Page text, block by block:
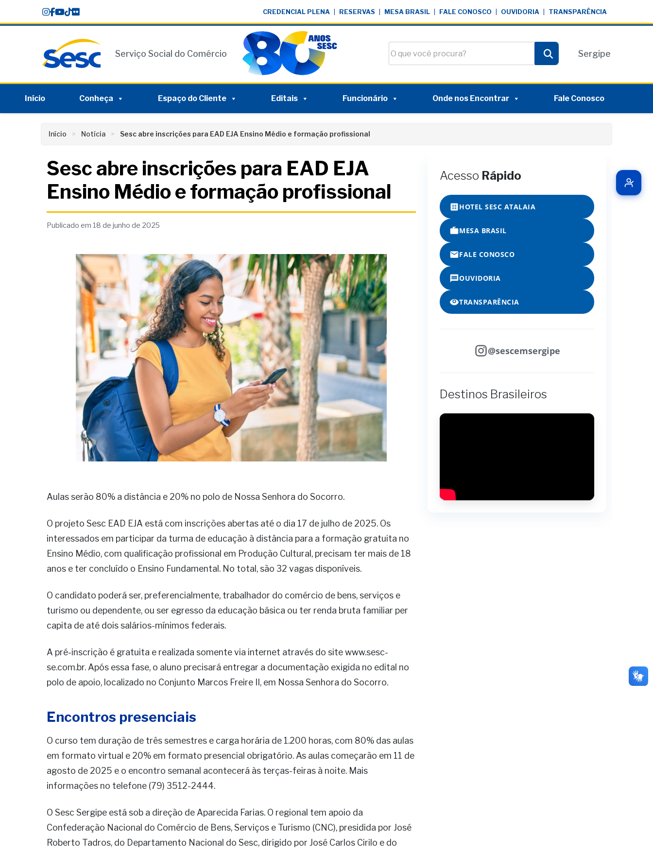
content
CREDENCIAL PLENA RESERVAS MESA BRASIL FALE CONOSCO OUVIDORIA TRANSPARÊNCIA
Serviço Social do Comércio
Pesquisar
Sergipe
Início Conheça Espaço do Cliente Editais Funcionário Onde nos Encontrar Fale Conosco
Início Notícia Sesc abre inscrições para EAD EJA Ensino Médio e formação profissional
Sesc abre inscrições para EAD EJA
Ensino Médio e formação profissional
Publicado em 18 de junho de 2025
Aulas serão 80% a distância e 20% no polo de Nossa Senhora do Socorro.
O projeto Sesc EAD EJA está com inscrições abertas até o dia 17 de julho de 2025. Os
interessados em participar da turma de educação à distância para a formação gratuita no
Ensino Médio, com qualificação profissional em Produção Cultural, precisam ter mais de 18
anos e ter concluído o Ensino Fundamental. No total, são 32 vagas disponíveis.
O candidato poderá ser, preferencialmente, trabalhador do comércio de bens, serviços e
turismo ou dependente, ou ser egresso da educação básica ou ter renda bruta familiar per
capita de até dois salários-mínimos federais.
A pré-inscrição é gratuita e realizada somente via internet através do site www.sesc-
se.com.br. Após essa fase, o aluno precisará entregar a documentação exigida no edital no
polo de apoio, localizado no Conjunto Marcos Freire II, em Nossa Senhora do Socorro.
Encontros presenciais
O curso tem duração de três semestres e carga horária de 1.200 horas, com 80% das aulas
em formato virtual e 20% em formato presencial obrigatório. As aulas começarão em 11 de
agosto de 2025 e o encontro semanal acontecerá às terças-feiras à noite. Mais
informações no telefone (79) 3512-2444.
O Sesc Sergipe está sob a direção de Aparecida Farias. O regional tem apoio da
Confederação Nacional do Comércio de Bens, Serviços e Turismo (CNC), presidida por José
Roberto Tadros, do Departamento Nacional do Sesc, dirigido por José Carlos Cirilo e do
Acesso Rápido
HOTEL SESC ATALAIA
MESA BRASIL
FALE CONOSCO
OUVIDORIA
TRANSPARÊNCIA
@sescemsergipe
Destinos Brasileiros